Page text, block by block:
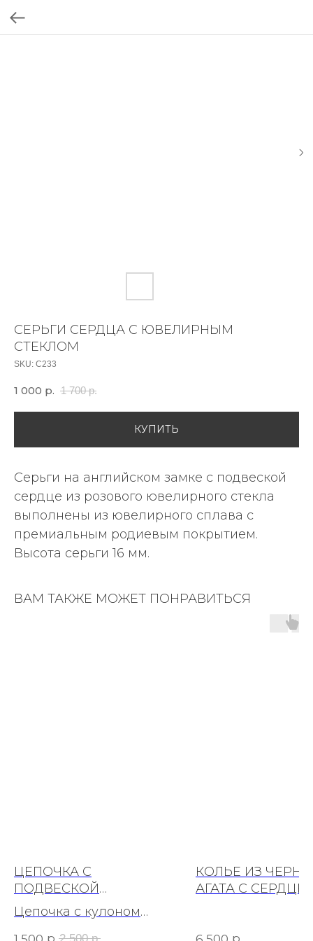
СЕРЬГИ СЕРДЦА С ЮВЕЛИРНЫМ
СТЕКЛОМ
SKU: С233
1 000 р. 1 700 р.
КУПИТЬ
Серьги на английском замке с подвеской
сердце из розового ювелирного стекла
выполнены из ювелирного сплава с
премиальным родиевым покрытием.
Высота серьги 16 мм.
ВАМ ТАКЖЕ МОЖЕТ ПОНРАВИТЬСЯ
ЦЕПОЧКА С
ПОДВЕСКОЙ
ТРАПЕЦИЯ РОДИЙ
Цепочка с кулоном
трапеция 50+5см.
2 500 р.
КОЛЬЕ ИЗ
АГАТА С